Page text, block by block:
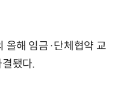
올해 임금·단체협약 교
됐다.